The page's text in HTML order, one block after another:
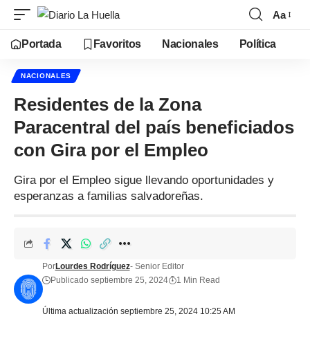
Aa
Portada Favoritos Nacionales Política
NACIONALES
Residentes de la Zona
Paracentral del país beneficiados
con Gira por el Empleo
Gira por el Empleo sigue llevando oportunidades y
esperanzas a familias salvadoreñas.
Última actualización septiembre 25, 2024 10:25 AM
PorLourdes Rodríguez- Senior Editor
Publicado septiembre 25, 2024
1 Min Read